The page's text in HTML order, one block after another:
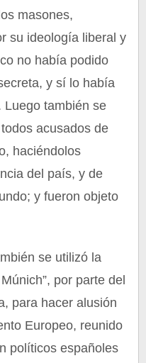
masones,
su ideología liberal y
no había podido
y sí lo había
Luego también se
acusados de
haciéndolos
del país, y de
y fueron objeto
se utilizó la
por parte del
para hacer alusión
Europeo, reunido
políticos españoles